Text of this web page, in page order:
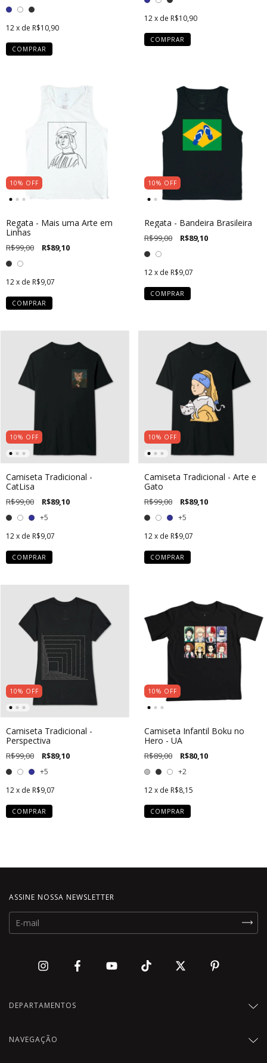
12x de R$10,90
COMPRAR
12 x de R$10,90
COMPRAR
10% OFF
Regata - Mais uma Arte em
Linhas
R$99,00 R$89,10
12x de R$9,07
COMPRAR
10% OFF
Regata - Bandeira Brasileira
R$99,00 R$89,10
12 x de R$9,07
COMPRAR
10% OFF
Camiseta Tradicional -
CatLisa
R$99,00 R$89,10
+5
12x de R$9,07
COMPRAR
10% OFF
Camiseta Tradicional - Arte e
Gato
R$99,00 R$89,10
+5
12 x de R$9,07
COMPRAR
10% OFF
Camiseta Tradicional -
Perspectiva
R$99,00 R$89,10
+5
12x de R$9,07
COMPRAR
10% OFF
Camiseta Infantil Boku no
Hero - UA
R$89,00 R$80,10
+2
12 x de R$8,15
COMPRAR
ASSINE NOSSA NEWSLETTER
DEPARTAMENTOS
NAVEGAÇÃO